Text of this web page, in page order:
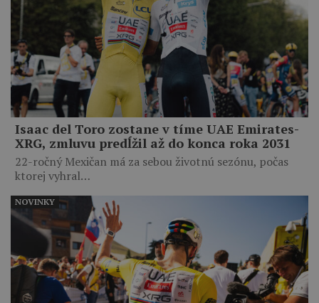
Isaac del Toro zostane v tíme UAE Emirates-
XRG, zmluvu predĺžil až do konca roka 2031
22-ročný Mexičan má za sebou životnú sezónu, počas
ktorej vyhral…
NOVINKY